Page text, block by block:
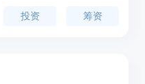
、接收标准化的投资者
投资 筹资